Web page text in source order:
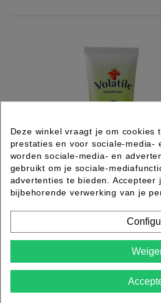
Volatile Voetcrème
ACCOUNT
Deze winkel vraagt je om cookies
prestaties en voor sociale-media-
worden sociale-media- en
gebruikt om je sociale-
advertenties te bieden. Accepteer
bijbehorende verwerking van je